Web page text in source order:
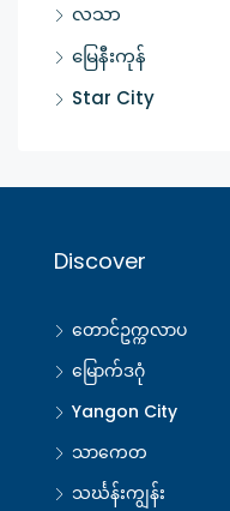
လသာ
မြေနီးကုန်
Star City
Discover
တောင်ဥက္ကလာပ
မြောက်ဒဂုံ
Yangon City
သာကေတ
သင်္ဃန်းကျွန်း